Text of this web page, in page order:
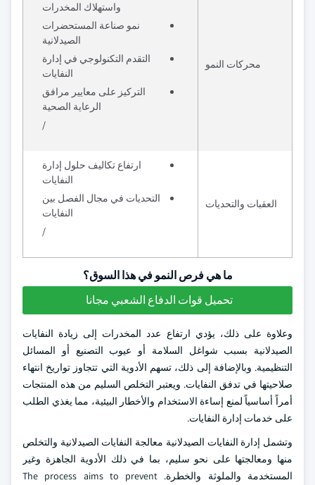
محركات النمو
واستهلاك المخدرات
نمو صناعة المستحضرات
الصيدلانية
التقدم التكنولوجي في إدارة
النفايات
التركيز على معايير مرافق
الرعاية الصحية
/
العقبات والتحديات
ارتفاع تكاليف حلول إدارة
النفايات
التحديات في مجال الفصل بين
النفايات
/
ما هي فرص النمو في هذا السوق؟
تحميل قوات الدفاع الشعبي مجانا
وعلاوة على ذلك، يؤدي ارتفاع عدد المخدرات إلى زيادة النفايات
الصيدلانية بسبب شواغل السلامة أو عيوب التصنيع أو المسائل
التنظيمية. وبالإضافة إلى ذلك، تسهم الأدوية التي تتجاوز تواريخ انتهاء
صلاحيتها في تدفق النفايات. ويعتبر التخلص السليم من هذه المنتجات
أمراً أساسياً لمنع إساءة الاستخدام والأخطار البيئية، مما يغذي الطلب
على خدمات إدارة النفايات.
وتشمل إدارة النفايات الصيدلانية معالجة النفايات الصيدلانية والتخلص
منها ومعالجتها على نحو سليم، بما في ذلك الأدوية الجاهزة وغير
المستخدمة والملوثة والخطرة. The process aims to prevent